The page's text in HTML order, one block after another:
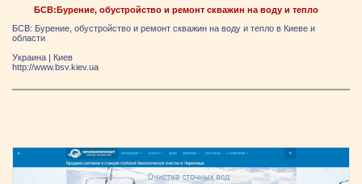
БСВ:Бурение, обустройство и ремонт скважин на воду и тепло
БСВ: Бурение, обустройство и ремонт скважин на воду и тепло в Киеве и
области
Украина
Киев
http://www.bsv.kiev.ua